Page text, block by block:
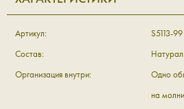
Артикул:
S5113-99
Состав:
Организация внутри:
Одно
на